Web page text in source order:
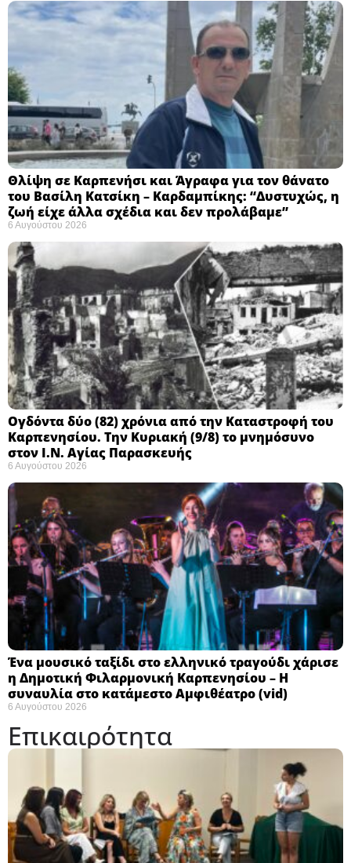
Θλίψη σε Καρπενήσι και Άγραφα για τον θάνατο
του Βασίλη Κατσίκη – Καρδαμπίκης: “Δυστυχώς, η
ζωή είχε άλλα σχέδια και δεν προλάβαμε”
6 Αυγούστου 2026
Ογδόντα δύο (82) χρόνια από την Καταστροφή του
Καρπενησίου. Την Κυριακή (9/8) το μνημόσυνο
στον Ι.Ν. Αγίας Παρασκευής
6 Αυγούστου 2026
Ένα μουσικό ταξίδι στο ελληνικό τραγούδι χάρισε
η Δημοτική Φιλαρμονική Καρπενησίου – Η
συναυλία στο κατάμεστο Αμφιθέατρο (vid)
6 Αυγούστου 2026
Επικαιρότητα